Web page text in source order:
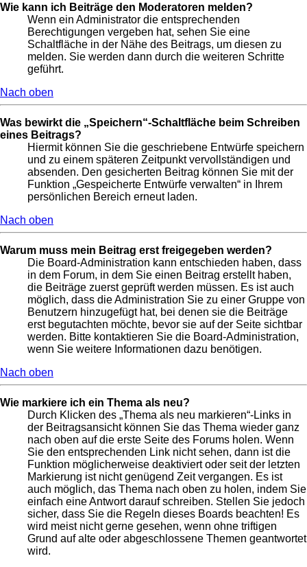
Wie kann ich Beiträge den Moderatoren melden?
Wenn ein Administrator die entsprechenden
Berechtigungen vergeben hat, sehen Sie eine
Schaltfläche in der Nähe des Beitrags, um diesen zu
melden. Sie werden dann durch die weiteren Schritte
geführt.
Nach oben
Was bewirkt die „Speichern“-Schaltfläche beim Schreiben
eines Beitrags?
Hiermit können Sie die geschriebene Entwürfe speichern
und zu einem späteren Zeitpunkt vervollständigen und
absenden. Den gesicherten Beitrag können Sie mit der
Funktion „Gespeicherte Entwürfe verwalten“ in Ihrem
persönlichen Bereich erneut laden.
Nach oben
Warum muss mein Beitrag erst freigegeben werden?
Die Board-Administration kann entschieden haben, dass
in dem Forum, in dem Sie einen Beitrag erstellt haben,
die Beiträge zuerst geprüft werden müssen. Es ist auch
möglich, dass die Administration Sie zu einer Gruppe von
Benutzern hinzugefügt hat, bei denen sie die Beiträge
erst begutachten möchte, bevor sie auf der Seite sichtbar
werden. Bitte kontaktieren Sie die Board-Administration,
wenn Sie weitere Informationen dazu benötigen.
Nach oben
Wie markiere ich ein Thema als neu?
Durch Klicken des „Thema als neu markieren“-Links in
der Beitragsansicht können Sie das Thema wieder ganz
nach oben auf die erste Seite des Forums holen. Wenn
Sie den entsprechenden Link nicht sehen, dann ist die
Funktion möglicherweise deaktiviert oder seit der letzten
Markierung ist nicht genügend Zeit vergangen. Es ist
auch möglich, das Thema nach oben zu holen, indem Sie
einfach eine Antwort darauf schreiben. Stellen Sie jedoch
sicher, dass Sie die Regeln dieses Boards beachten! Es
wird meist nicht gerne gesehen, wenn ohne triftigen
Grund auf alte oder abgeschlossene Themen geantwortet
wird.